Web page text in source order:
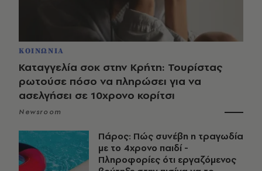
ΚΟΙΝΩΝΙΑ
Καταγγελία σοκ στην Κρήτη: Τουρίστας
ρωτούσε πόσο να πληρώσει για να
ασελγήσει σε 10χρονο κορίτσι
Newsroom
Πάρος: Πώς συνέβη η τραγωδία
με το 4χρονο παιδί -
Πληροφορίες ότι εργαζόμενος